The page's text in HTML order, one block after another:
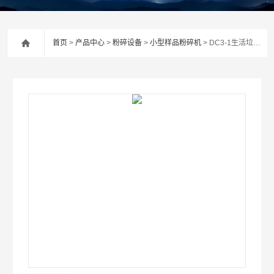
首页 >产品中心 >粉碎设备 >小型样品粉碎机 > DC3-1生活垃圾粉碎机